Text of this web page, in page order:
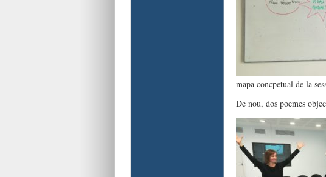
mapa concpetual de la
De nou, dos poemes